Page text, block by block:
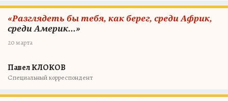
«Разглядеть бы тебя, как берег, среди Африк,
среди Америк...»
20 марта
Павел КЛОКОВ
Специальный корреспондент